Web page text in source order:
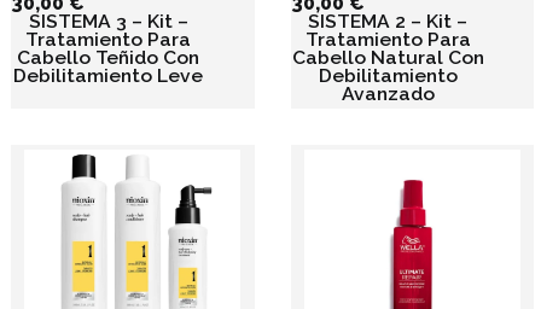
SISTEMA 3 – Kit –
Tratamiento Para
Cabello Teñido Con
Debilitamiento Leve
SISTEMA 2 – Kit –
Tratamiento Para
Cabello Natural Con
Debilitamiento
Avanzado